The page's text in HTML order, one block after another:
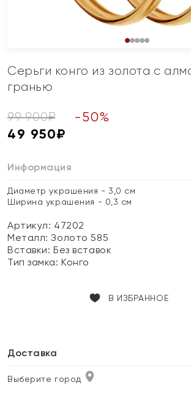
Серьги конго из золота с
гранью
99 900₽ -50%
49 950₽
Информация
Диаметр украшения - 3,0 см
Ширина украшения - 0,3 см
Артикул: 47202
Металл:Золото 585
Вставки:Без вставок
Тип замка:Конго
В ИЗБРАННОЕ
Доставка
Выберите город